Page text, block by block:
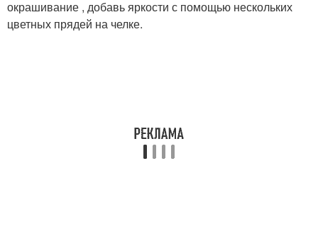
окрашивание , добавь яркости с помощью нескольких
цветных прядей на челке.